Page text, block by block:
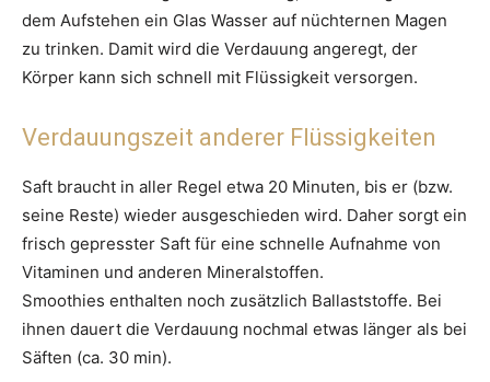
dem Aufstehen ein Glas Wasser auf nüchternen Magen
zu trinken. Damit wird die Verdauung angeregt, der
Körper kann sich schnell mit Flüssigkeit versorgen.
Verdauungszeit anderer Flüssigkeiten
Saft braucht in aller Regel etwa 20 Minuten, bis er (bzw.
seine Reste) wieder ausgeschieden wird. Daher sorgt ein
frisch gepresster Saft für eine schnelle Aufnahme von
Vitaminen und anderen Mineralstoffen.
Smoothies enthalten noch zusätzlich Ballaststoffe. Bei
ihnen dauert die Verdauung nochmal etwas länger als bei
Säften (ca. 30 min).